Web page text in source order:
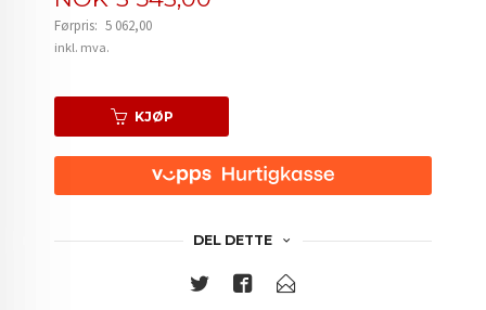
Førpris: 5 062,00
Rabatt
inkl. mva.
KJØP
DEL DETTE